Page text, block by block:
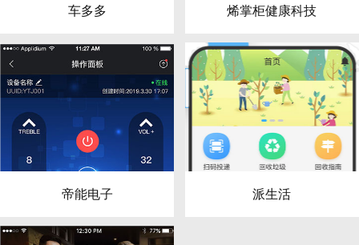
车多多 烯掌柜健康科技
帝能电子 派生活